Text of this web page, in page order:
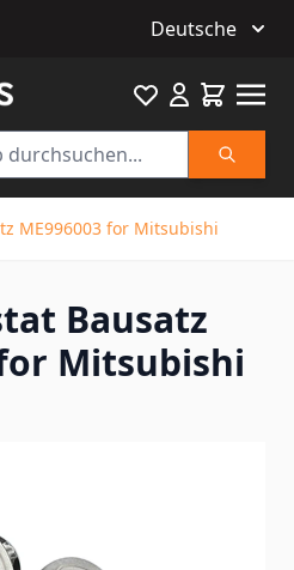
Deutsche
Suche
Favourite
ME996003 for Mitsubishi
Bausatz
Mitsubishi